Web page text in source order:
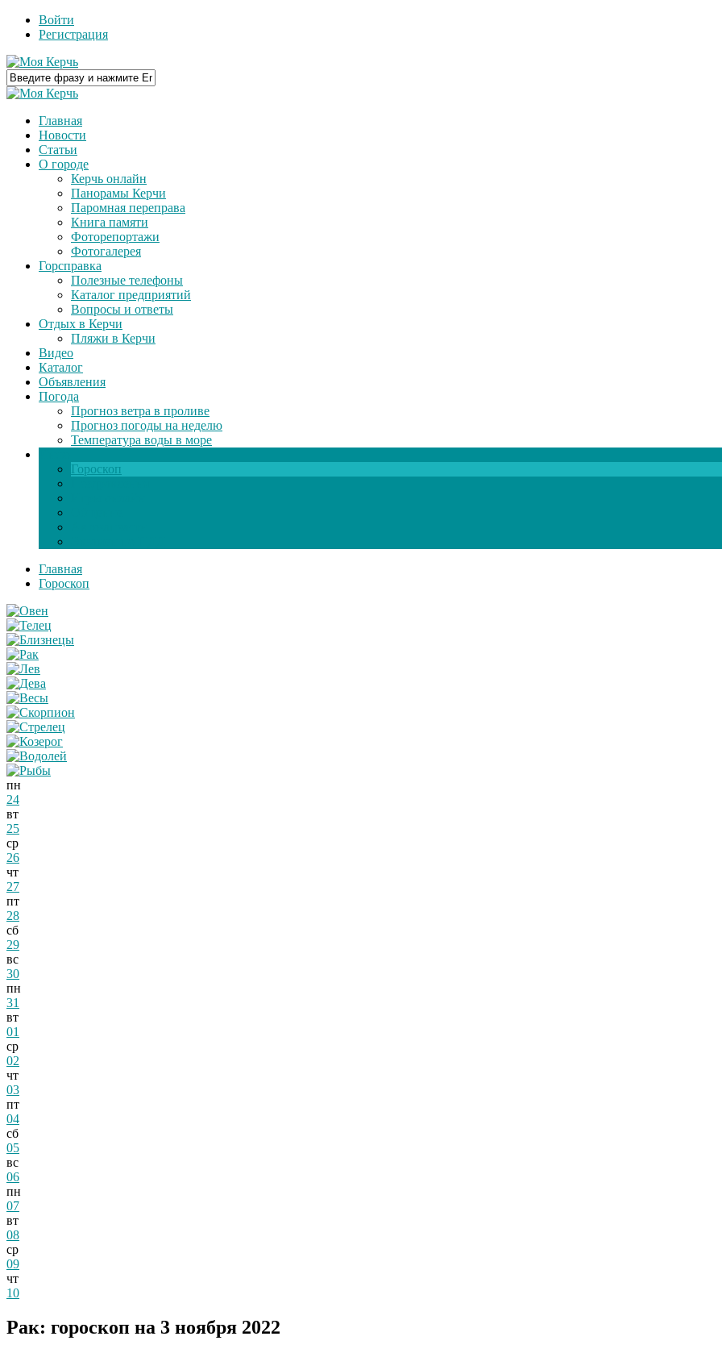
Войти
Регистрация
Главная
Новости
Статьи
О городе
Керчь онлайн
Панорамы Керчи
Паромная переправа
Книга памяти
Фоторепортажи
Фотогалерея
Горсправка
Полезные телефоны
Каталог предприятий
Вопросы и ответы
Отдых в Керчи
Пляжи в Керчи
Видео
Каталог
Объявления
Погода
Прогноз ветра в проливе
Прогноз погоды на неделю
Температура воды в море
Гороскоп
Главная
Гороскоп
пн
24
вт
25
ср
26
чт
27
пт
28
сб
29
вс
30
пн
31
вт
01
ср
02
чт
03
пт
04
сб
05
вс
06
пн
07
вт
08
ср
09
чт
10
Рак: гороскоп на 3 ноября 2022